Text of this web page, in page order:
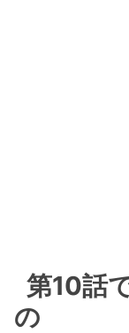
第10話
の